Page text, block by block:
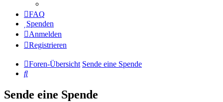
FAQ
Spenden
Anmelden
Registrieren
Foren-Übersicht Sende eine Spende
Suche
Sende eine Spende